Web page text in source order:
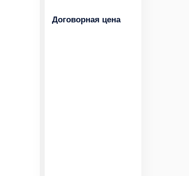
Договорная цена